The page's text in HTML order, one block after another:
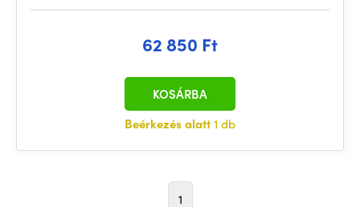
62 850 Ft
Beérkezés alatt1 db
KOSÁRBA
1